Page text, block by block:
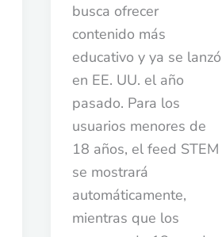
busca ofrecer
contenido más
educativo y ya se lanzó
en EE. UU. el año
pasado. Para los
usuarios menores de
18 años, el feed STEM
se mostrará
automáticamente,
mientras que los